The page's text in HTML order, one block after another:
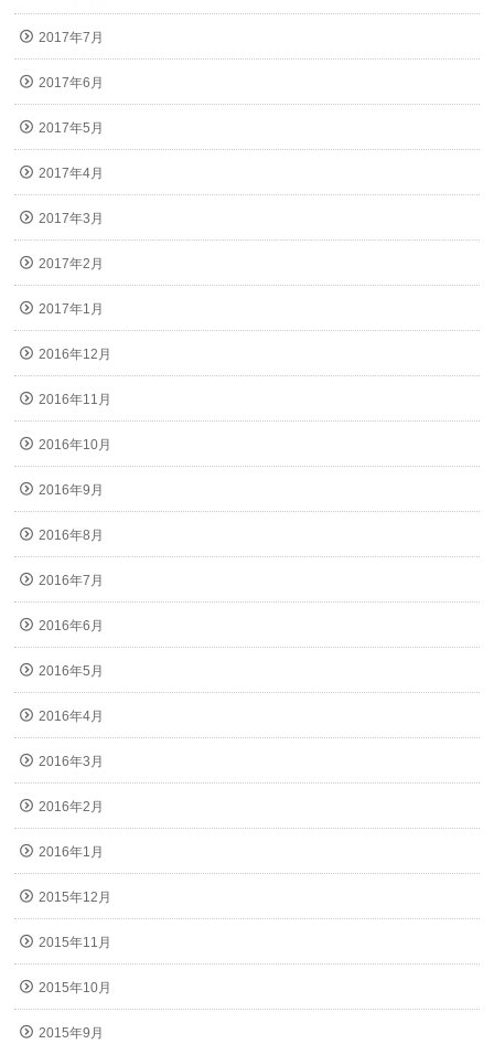
2017年7月
2017年6月
2017年5月
2017年4月
2017年3月
2017年2月
2017年1月
2016年12月
2016年11月
2016年10月
2016年9月
2016年8月
2016年7月
2016年6月
2016年5月
2016年4月
2016年3月
2016年2月
2016年1月
2015年12月
2015年11月
2015年10月
2015年9月